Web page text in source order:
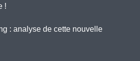
!
: analyse de cette nouvelle